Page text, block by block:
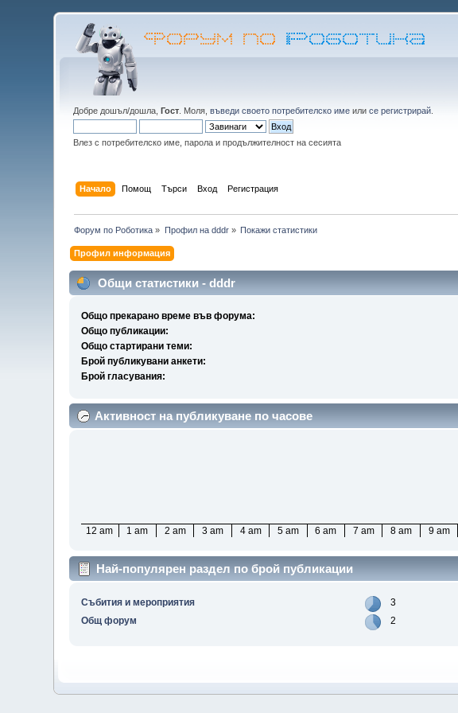
Добре дошъл/дошла,Гост . Моля,въведи своето потребителско име илисе регистрирай
Влез с потребителско име, парола и продължителност на сесията
Начало Помощ Търси Вход Регистрация
Форум по Роботика » Профил на dddr» Покажи статистики
Профил информация
Общи статистики - dddr
Общо прекарано време във форума:
Общо публикации:
Общо стартирани теми:
Брой публикувани анкети:
Брой гласувания:
Активност на публикуване по часове
12 am 1 am 2 am 3 am 4 am 5 am 6 am 7 am 8 am 9 am
Най-популярен раздел по брой публикации
Събития и мероприятия
3
Общ форум
2